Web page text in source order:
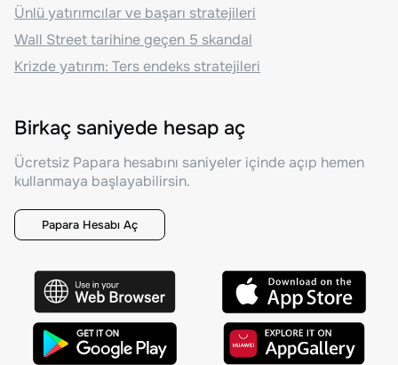
Ünlü yatırımcılar ve başarı stratejileri
Wall Street tarihine geçen 5 skandal
Krizde yatırım: Ters endeks stratejileri
Birkaç saniyede hesap aç
Ücretsiz Papara hesabını saniyeler içinde açıp hemen
kullanmaya başlayabilirsin.
Papara Hesabı Aç